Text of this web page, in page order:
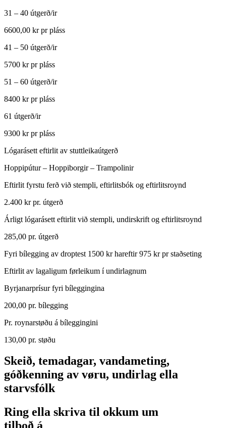
31 – 40 útgerð/ir
6600,00 kr pr pláss
41 – 50 útgerð/ir
5700 kr pr pláss
51 – 60 útgerð/ir
8400 kr pr pláss
61 útgerð/ir
9300 kr pr pláss
Lógarásett eftirlit av stuttleikaútgerð
Hoppipútur – Hoppiborgir – Trampolinir
Eftirlit fyrstu ferð við stempli, eftirlitsbók og eftirlitsroynd
2.400 kr pr. útgerð
Árligt lógarásett eftirlit við stempli, undirskrift og eftirlitsroynd
285,00 pr. útgerð
Fyri bílegging av droptest 1500 kr hareftir 975 kr pr staðseting
Eftirlit av lagaligum førleikum í undirlagnum
Byrjanarprísur fyri bíleggingina
200,00 pr. bílegging
Pr. roynarstøðu á bíleggingini
130,00 pr. støðu
Skeið, temadagar, vandameting,
góðkenning av vøru, undirlag ella
starvsfólk
Ring ella skriva til okkum um